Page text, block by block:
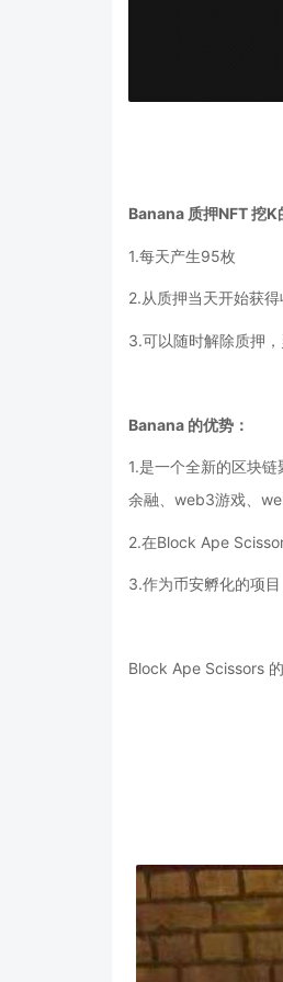
Banana 质押NFT 挖K
1.每天产生95枚
2.从质押当天开始获得
3.可以随时解除质押
Banana 的优势：
1.是一个全新的区块
余融、web3游戏、
2.在Block Ape
3.作为币安孵化的项
Block Ape Scissors 的